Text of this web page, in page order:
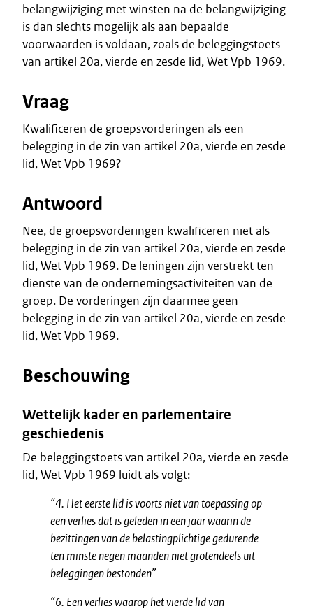
belangwijziging met winsten na de belangwijziging
is dan slechts mogelijk als aan bepaalde
voorwaarden is voldaan, zoals de beleggingstoets
van artikel 20a, vierde en zesde lid, Wet Vpb 1969.
Vraag
Kwalificeren de groepsvorderingen als een
belegging in de zin van artikel 20a, vierde en zesde
lid, Wet Vpb 1969?
Antwoord
Nee, de groepsvorderingen kwalificeren niet als
belegging in de zin van artikel 20a, vierde en zesde
lid, Wet Vpb 1969. De leningen zijn verstrekt ten
dienste van de ondernemingsactiviteiten van de
groep. De vorderingen zijn daarmee geen
belegging in de zin van artikel 20a, vierde en zesde
lid, Wet Vpb 1969.
Beschouwing
Wettelijk kader en parlementaire
geschiedenis
De beleggingstoets van artikel 20a, vierde en zesde
lid, Wet Vpb 1969 luidt als volgt:
“4. Het eerste lid is voorts niet van toepassing op
een verlies dat is geleden in een jaar waarin de
bezittingen van de belastingplichtige gedurende
ten minste negen maanden niet grotendeels uit
beleggingen bestonden”
“6. Een verlies waarop het vierde lid van